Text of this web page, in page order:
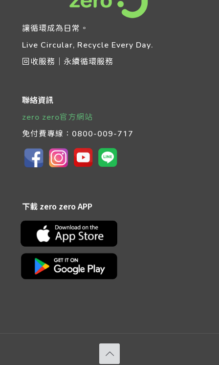
讓循環成為日常。
Live Circular, Recycle Every Day.
回收服務｜永續循環服務
聯絡資訊
zero zero官方網站
免付費專線： 0800-009-717
下載 zero zero APP